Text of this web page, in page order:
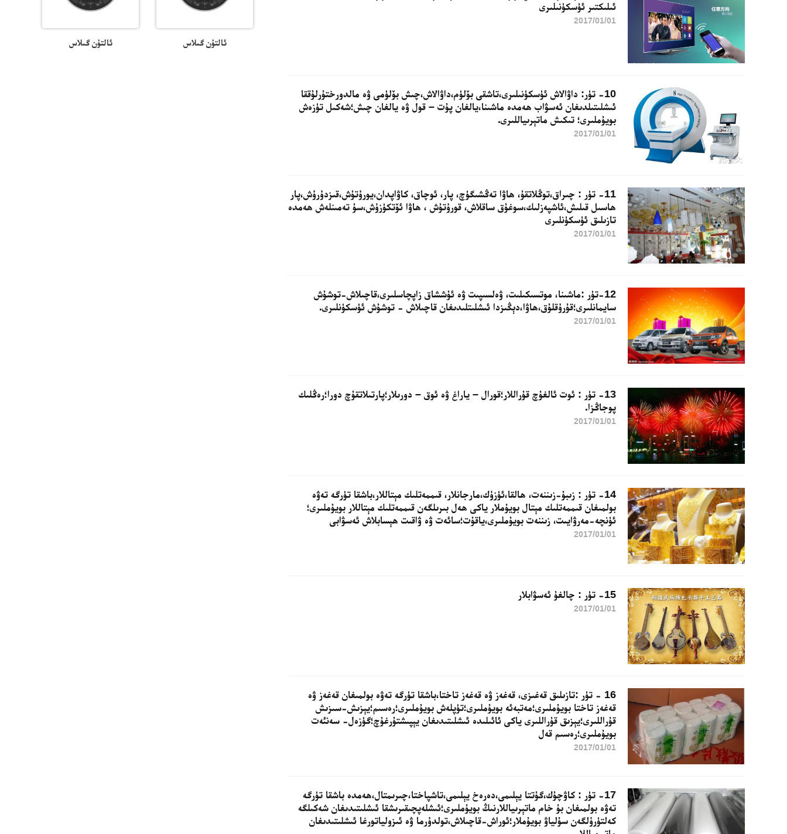
ئىلىكتىر ئۈسكۈنىلىرى
2017/01/01
10- تۈر: داۋالاش ئۈسكۈنىلىرى،تاشقى بۆلۈم،داۋالاش،چىش بۆلۈمى ۋە مالدورختۇرلۇققا
ئىشلىتىلدىغان ئەسۋاب ھەمدە ماشىنا،يالغان پۇت – قول ۋە يالغان چىش؛شەكىل تۈزەش
بويۇملىرى؛ تىكىش ماتېرىياللىرى.
2017/01/01
11- تۈر : چىراق،توڭلاتقۇ، ھاۋا تەڭشىگۈچ، پار، ئوچاق، كاۋاپدان،يورۇتۇش،قىزدۇرۇش،پار
ھاسىل قىلىش،ئاشپەزلىك،سوغۇق ساقلاش، قورۇتۇش ، ھاۋا ئۆتكۈزۈش،سۇ تەمىنلەش ھەمدە
تازىلىق ئۈسكۈنلىرى
2017/01/01
12-تۈر :ماشىنا، موتسىكىلىت، ۋەلسىپىت ۋە ئۇششاق زاپچاسلىرى،قاچىلاش-توشۇش
سايمانلىرى؛قۇرۇقلۇق،ھاۋا،دېڭىزدا ئىشلىتلىدىغان قاچىلاش - توشۇش ئۈسكۈنلىرى.
2017/01/01
13- تۈر : ئوت ئالغۇچ قۇراللار؛قورال – ياراغ ۋە ئوق – دورىلار؛پارتىلاتقۇچ دورا؛رەڭلىك
پوجاڭزا.
2017/01/01
14- تۈر : زىبۇ-زىننەت، ھالقا،ئۈزۈك،مارجانلار، قىممەتلىك مېتاللار،باشقا تۈرگە تەۋە
بولمىغان قىممەتلىك مېتال بويۇملار ياكى ھەل بىرىلگەن قىممەتلىك مېتاللار بويۇملىرى؛
ئۈنچە-مەرۋايىت، زىننەت بويۇملىرى،ياقۇت؛سائەت ۋە ۋاقىت ھېسابلاش ئەسۋابى
2017/01/01
15- تۈر : چالغۇ ئەسۋابلار
2017/01/01
16 - تۈر :تازىلىق قەغىزى، قەغەز ۋە قەغەز تاختا،باشقا تۈرگە تەۋە بولمىغان قەغەز ۋە
قەغەز تاختا بويۇملىرى؛مەتبەئە بويۇملىرى؛تۈپلەش بويۇملىرى؛رەسىم؛يېزىش-سىزىش
قۇراللىرى؛يېزىق قۇراللىرى ياكى ئائىلىدە ئىشلىتىدىغان يېپىشتۇرغۇچ؛گۈزەل- سەنئەت
بويۇملىرى؛رەسىم قەل
2017/01/01
17- تۈر : كاۋچۇك،گۇتتا يېلىمى،دەرەخ يېلىمى،تاشپاختا،چىرىمتال،ھەمدە باشقا تۈرگە
تەۋە بولمىغان بۇ خام ماتېرىياللارنىڭ بويۇملىرى؛ئىشلەپچىقىرىشقا ئىشلىتىدىغان شەكىلگە
كەلتۈرۈلگەن سۇلياۋ بويۇملار؛ئوراش-قاچىلاش،تولدۇرما ۋە ئىزولياتورغا ئىشلىتىدىغان
ئالتۇن گىلاس ئالتۇن گىلاس